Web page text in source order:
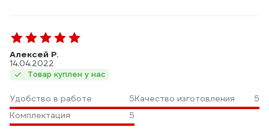
Алексей Р.
14.04.2022
Товар куплен у нас
Удобство в работе 5Качество изготовления
5
Комплектация
5